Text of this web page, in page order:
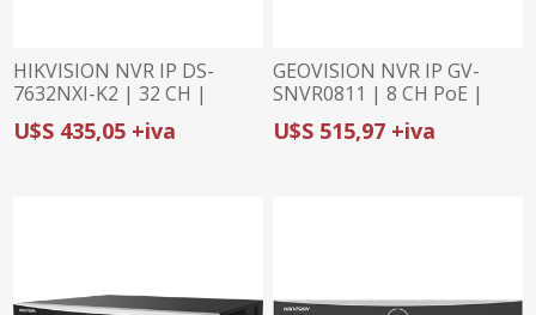
HIKVISION NVR IP DS-
7632NXI-K2 | 32 CH |
256Mbps | 4CH ACUSENSE
| 12MP | 2 HDD
U$S 435,05 +iva
GEOVISION NVR IP GV-
SNVR0811 | 8 CH PoE |
80Mbps | 8MP (4K) | 1
HDD
U$S 515,97 +iva